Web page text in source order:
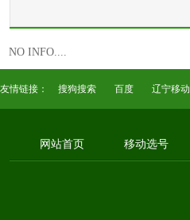
NO INFO....
友情链接： 搜狗搜索 百度 辽宁移动
网站首页 移动选号